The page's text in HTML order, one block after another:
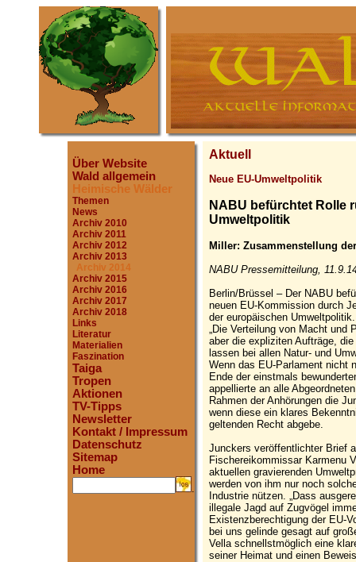
Über Website
Wald allgemein
Heimische Wälder
Themen
News
Archiv 2010
Archiv 2011
Archiv 2012
Archiv 2013
Archiv 2014
Archiv 2015
Archiv 2016
Archiv 2017
Archiv 2018
Links
Literatur
Materialien
Faszination
Taiga
Tropen
Aktionen
TV-Tipps
Newsletter
Kontakt / Impressum
Datenschutz
Sitemap
Home
.
Aktuell
Neue EU-Umweltpolitik
NABU befürchtet Rolle
Umweltpolitik
Miller: Zusammenstellung
NABU Pressemitteilung,
Berlin/Brüssel – Der NABU
neuen EU-Kommission durch
der europäischen
„Die Verteilung von Macht
aber die expliziten Aufträge,
lassen bei allen Natur- und
Wenn das EU-Parlament nicht
Ende der einstmals
appellierte an alle
Rahmen der Anhörungen die
wenn diese ein klares
geltenden Recht abgebe.
Junckers veröffentlichter Brief
Fischereikommissar Karmenu
aktuellen gravierenden
werden von ihm nur noch
Industrie nützen. „Dass
illegale Jagd auf Zugvögel
Existenzberechtigung der EU-
bei uns gelinde gesagt auf
Vella schnellstmöglich eine
seiner Heimat und einen